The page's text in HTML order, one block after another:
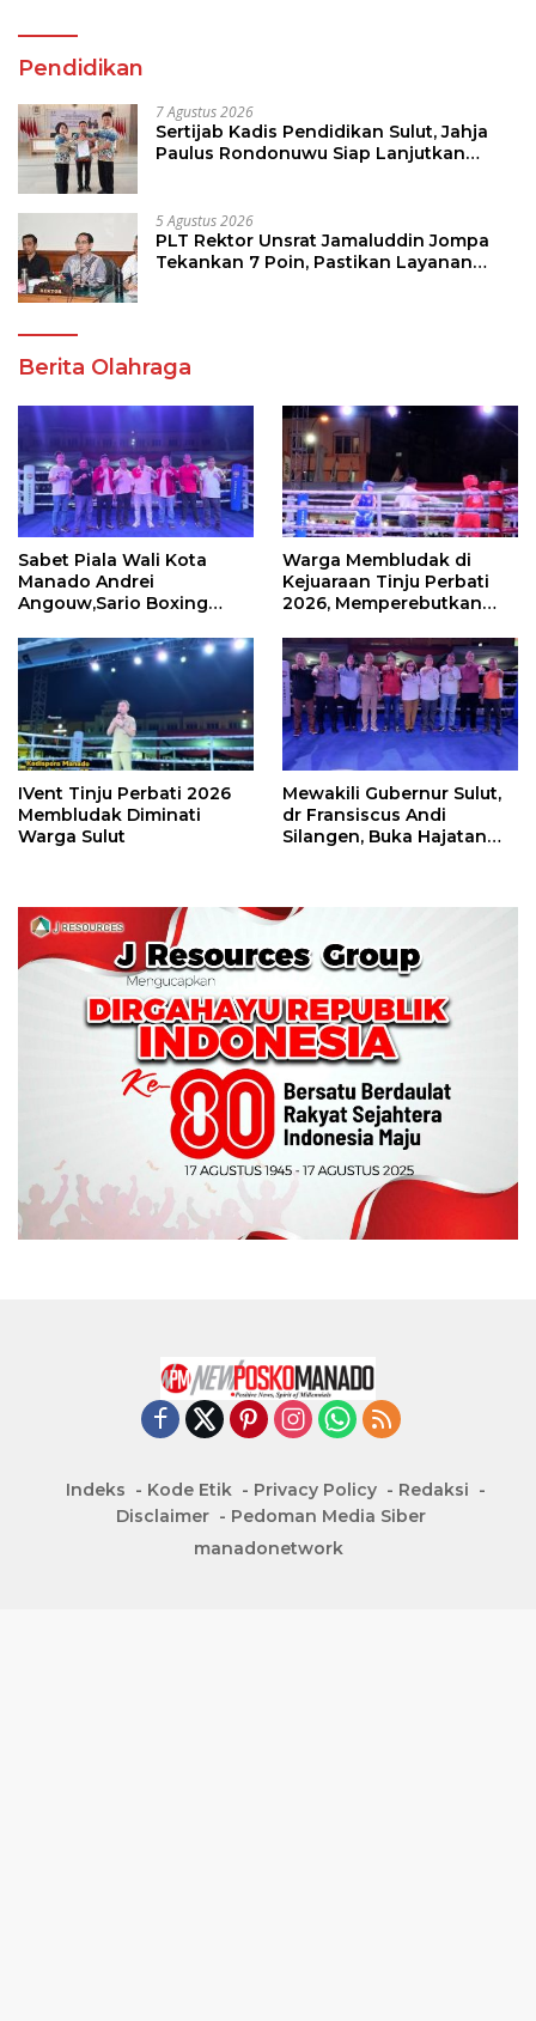
Pendidikan
7 Agustus 2026
Sertijab Kadis Pendidikan Sulut, Jahja
Paulus Rondonuwu Siap Lanjutkan
5 Agustus 2026
PLT Rektor Unsrat Jamaluddin Jompa
Tekankan 7 Poin, Pastikan Layanan
Berita Olahraga
Sabet Piala Wali Kota
Manado Andrei
Angouw,Sario Boxing
Perbati 2026
Warga Membludak di
Kejuaraan Tinju Perbati
2026, Memperebutkan
IVent Tinju Perbati 2026
Membludak Diminati
Warga Sulut
Mewakili Gubernur Sulut,
dr Fransiscus Andi
Silangen, Buka Hajatan
Indeks Kode Etik Privacy Policy
Redaksi
Disclaimer
Pedoman Media Siber
manadonetwork